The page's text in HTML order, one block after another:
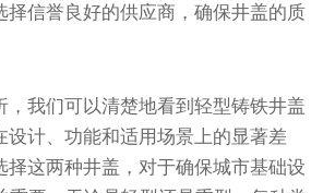
择信誉良好的供应商，确保井盖的质
我们可以清楚地看到轻型铸铁井盖
设计、功能和适用场景上的显著差
择这两种井盖，对于确保城市基础设